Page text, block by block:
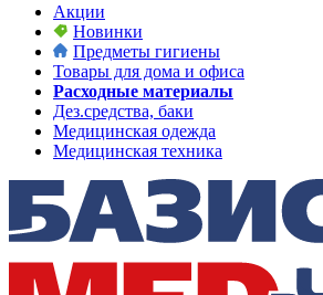
Акции
Новинки
Предметы гигиены
Товары для дома и офиса
Расходные материалы
Дез.средства, баки
Медицинская одежда
Медицинская техника